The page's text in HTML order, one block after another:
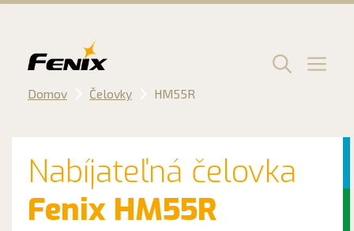
Menu
Domov Čelovky HM55R
Nabíjateľná čelovka
Fenix HM55R